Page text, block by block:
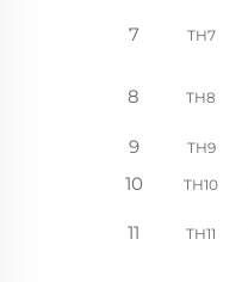
7 TH7
8 TH8
9 TH9
10 TH10
11 TH11